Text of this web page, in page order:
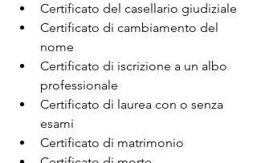
Certificato del casellario giudiziale
Certificato di cambiamento del
nome
Certificato di iscrizione a un albo
professionale
Certificato di laurea con o senza
esami
Certificato di matrimonio